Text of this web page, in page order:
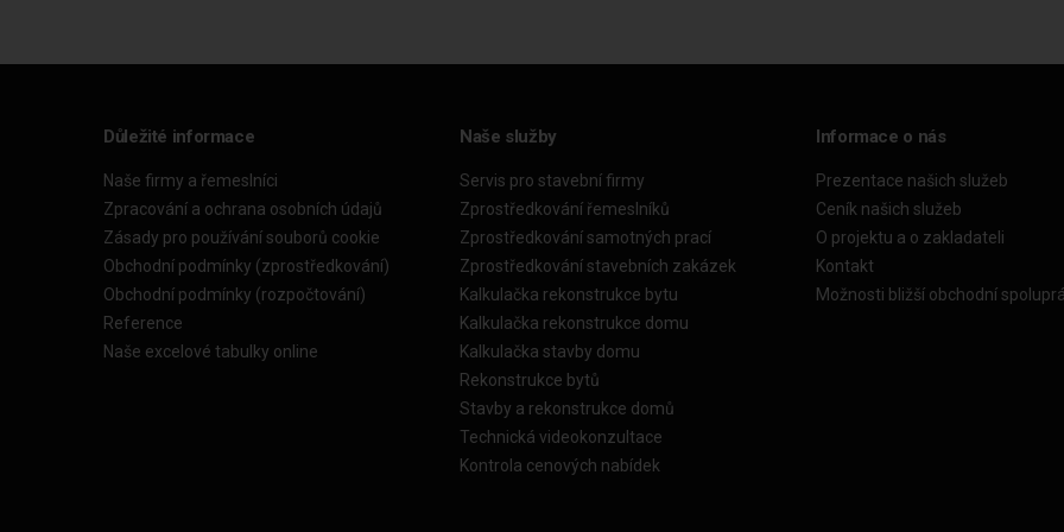
Důležité informace
Naše firmy a řemeslníci
Zpracování a ochrana osobních údajů
Zásady pro používání souborů cookie
Obchodní podmínky (zprostředkování)
Obchodní podmínky (rozpočtování)
Reference
Naše excelové tabulky online
Naše služby
Servis pro stavební firmy
Zprostředkování řemeslníků
Zprostředkování samotných prací
Zprostředkování stavebních zakázek
Kalkulačka rekonstrukce bytu
Kalkulačka rekonstrukce domu
Kalkulačka stavby domu
Rekonstrukce bytů
Stavby a rekonstrukce domů
Technická videokonzultace
Kontrola cenových nabídek
Informace o nás
Prezentace našich služeb
Ceník našich služeb
O projektu a o zakladateli
Kontakt
Možnosti bližší obchodní